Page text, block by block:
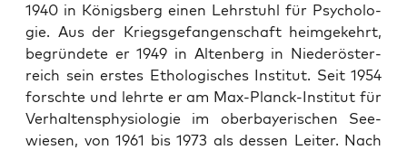
1940 in Königs­berg einen Lehr­stuhl für Psy­cho­lo­
gie. Aus der Kriegs­ge­fan­gen­schaft heim­ge­kehrt,
begrün­de­te er 1949 in Alten­berg in Nie­der­ös­ter­
reich sein ers­tes Etho­lo­gi­sches Insti­tut. Seit 1954
forsch­te und lehr­te er am Max-Planck-Insti­tut für
Ver­hal­tens­phy­sio­lo­gie im ober­baye­ri­schen See­
wie­sen, von 1961 bis 1973 als des­sen Lei­ter. Nach